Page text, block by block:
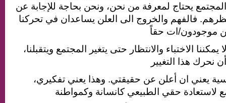
يحتاج لمعرفة من نحن، ونحن بحاجة للإجابة عن
فالفهم والخروج الى العلن يساعدان في تحركنا
الاختباء والانتظار حتى يتغير المجتمع ويتقبلنا،
يعني ان أعلن عن حقيقتي. وهذا يعني تفكيري،